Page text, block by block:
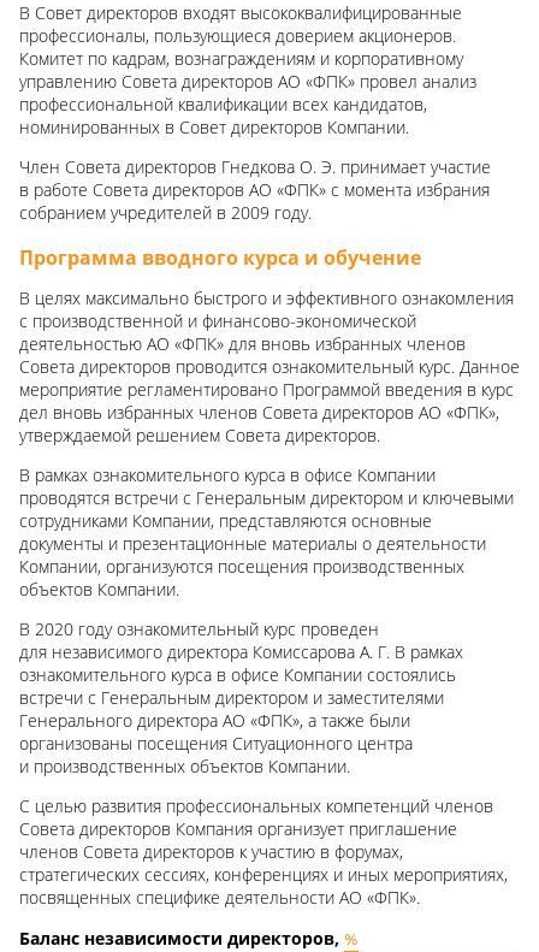
В Cовет директоров входят высококвалифицированные
профессионалы, пользующиеся доверием акционеров.
Комитет по кадрам, вознаграждениям и корпоративному
управлению Совета директоров АО «ФПК» провел анализ
профессиональной квалификации всех кандидатов,
номинированных в Совет директоров Компании.
Член Совета директоров Гнедкова О. Э. принимает участие
в работе Совета директоров АО «ФПК» с момента избрания
собранием учредителей в 2009 году.
Программа вводного курса и обучение
В целях максимально быстрого и эффективного ознакомления
с производственной и финансово-экономической
деятельностью АО «ФПК» для вновь избранных членов
Совета директоров проводится ознакомительный курс. Данное
мероприятие регламентировано Программой введения в курс
дел вновь избранных членов Совета директоров АО «ФПК»,
утверждаемой решением Совета директоров.
В рамках ознакомительного курса в офисе Компании
проводятся встречи с Генеральным директором и ключевыми
сотрудниками Компании, представляются основные
документы и презентационные материалы о деятельности
Компании, организуются посещения производственных
объектов Компании.
В 2020 году ознакомительный курс проведен
для независимого директора Комиссарова А. Г. В рамках
ознакомительного курса в офисе Компании состоялись
встречи с Генеральным директором и заместителями
Генерального директора АО «ФПК», а также были
организованы посещения Ситуационного центра
и производственных объектов Компании.
С целью развития профессиональных компетенций членов
Совета директоров Компания организует приглашение
членов Совета директоров к участию в форумах,
стратегических сессиях, конференциях и иных мероприятиях,
посвященных специфике деятельности АО «ФПК».
Баланс независимости директоров, %